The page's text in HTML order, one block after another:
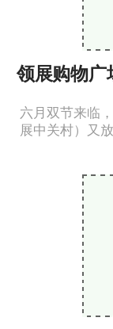
领展购物广
六月双节来临
展中关村）又